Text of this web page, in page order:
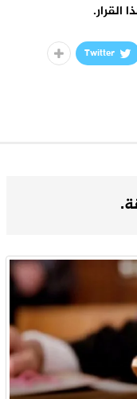
القرار.
Twitter